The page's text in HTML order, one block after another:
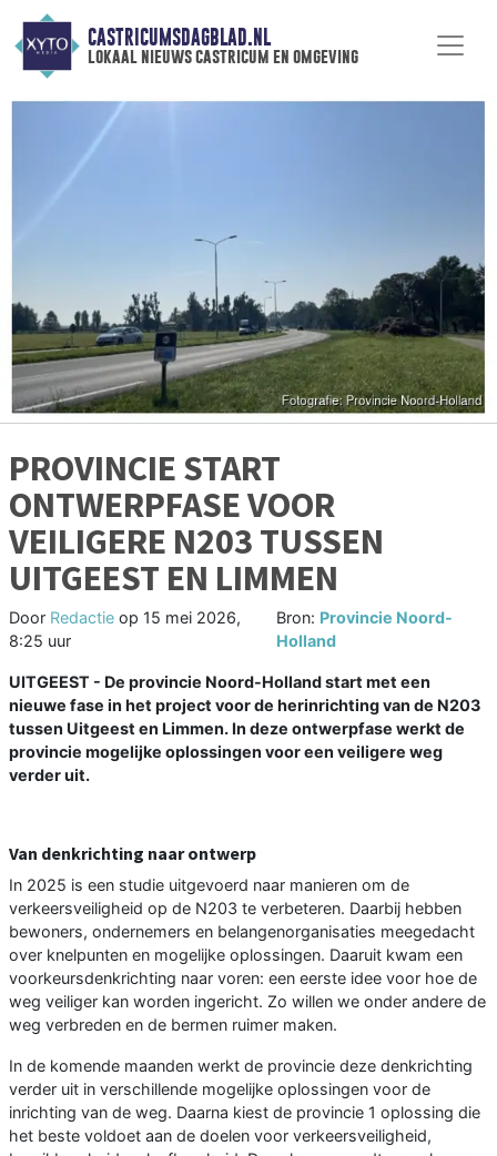
CASTRICUMSDAGBLAD.NL
lokaal nieuws castricum en omgeving
PROVINCIE START
ONTWERPFASE VOOR
VEILIGERE N203 TUSSEN
UITGEEST EN LIMMEN
Door Redactie op 15 mei 2026,
8:25 uur
Bron: Provincie Noord-
Holland
UITGEEST - De provincie Noord-Holland start met een
nieuwe fase in het project voor de herinrichting van de N203
tussen Uitgeest en Limmen. In deze ontwerpfase werkt de
provincie mogelijke oplossingen voor een veiligere weg
verder uit.
Van denkrichting naar ontwerp
In 2025 is een studie uitgevoerd naar manieren om de
verkeersveiligheid op de N203 te verbeteren. Daarbij hebben
bewoners, ondernemers en belangenorganisaties meegedacht
over knelpunten en mogelijke oplossingen. Daaruit kwam een
voorkeursdenkrichting naar voren: een eerste idee voor hoe de
weg veiliger kan worden ingericht. Zo willen we onder andere de
weg verbreden en de bermen ruimer maken.
In de komende maanden werkt de provincie deze denkrichting
verder uit in verschillende mogelijke oplossingen voor de
inrichting van de weg. Daarna kiest de provincie 1 oplossing die
het beste voldoet aan de doelen voor verkeersveiligheid,